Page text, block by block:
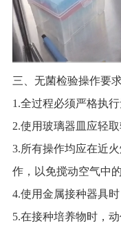
三、无菌检验操作要求
1.全过程必须严格执
2.使用玻璃器皿应轻
3.所有操作均应在近
作，以免搅动空气中
4.使用金属接种器具
5.在接种培养物时，